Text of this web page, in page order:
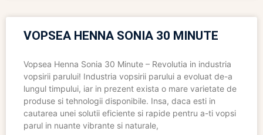
VOPSEA HENNA SONIA 30 MINUTE
Vopsea Henna Sonia 30 Minute – Revolutia in industria
vopsirii parului! Industria vopsirii parului a evoluat de-a
lungul timpului, iar in prezent exista o mare varietate de
produse si tehnologii disponibile. Insa, daca esti in
cautarea unei solutii eficiente si rapide pentru a-ti vopsi
parul in nuante vibrante si naturale,